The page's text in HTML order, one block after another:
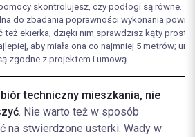
skontrolujesz, czy podłogi są równe.
do zbadania poprawności wykonania
ekierka; dzięki nim sprawdzisz kąty proste.
aby miała ona co najmniej 5 metrów;
zgodne z projektem i umową.
techniczny mieszkania, nie
. Nie warto też w sposób
na stwierdzone usterki. Wady w